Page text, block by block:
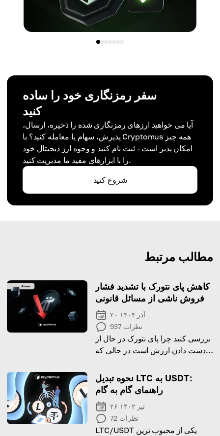
سفر رمزنگاری خود را ساده
کنید
آیا می خواهید ارزهای رمزنگاری شده را ذخیره، ارسال،
پذیرش، سهام یا معامله کنید؟ با Cryptomus همه چیز
امکان پذیر است - ثبت نام کنید و وجوه ارز دیجیتال خود
را با ابزارهای مفید ما مدیریت کنید.
شروع کنید
مطالب مرتبط
کاهش پای نتورک با تشدید فشار
فروش ناشی از مسائل قانونی
۲۰ آذر ۱۴۰۴
937 نظرات
بررسی کنید چرا پای نتورک در حال از
دست دادن ارزش است در حالی که
نحوه تبدیل LTC به USDT:
راهنمای گام به گام
۲۶ تیر ۱۴۰۲
72 نظرات
LTC/USDT یکی از محبوب ترین